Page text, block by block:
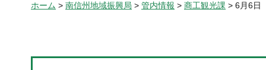
ホーム > 南信州地域振興局 > 管内情報 > 商工観光課 > 6月6日